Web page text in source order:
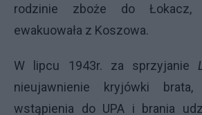
rodzinie zboże do
ewakuowała z Koszowa.
W lipcu 1943r. za sprzyjanie
nieujawnienie kryjówki
wstąpienia do UPA i brania